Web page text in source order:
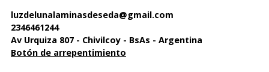
luzdelunalaminasdeseda@gmail.com
2346461244
Av Urquiza 807 - Chivilcoy - BsAs - Argentina
Botón de arrepentimiento